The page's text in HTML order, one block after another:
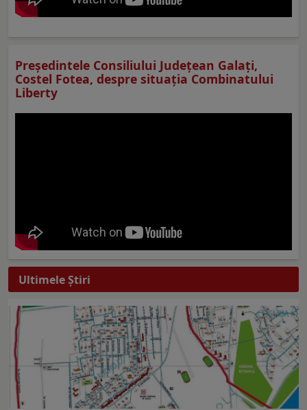
Preşedintele Consiliului Judeţean Galaţi,
Costel Fotea, despre situaţia Combinatului
Liberty
Ultimele Ştiri